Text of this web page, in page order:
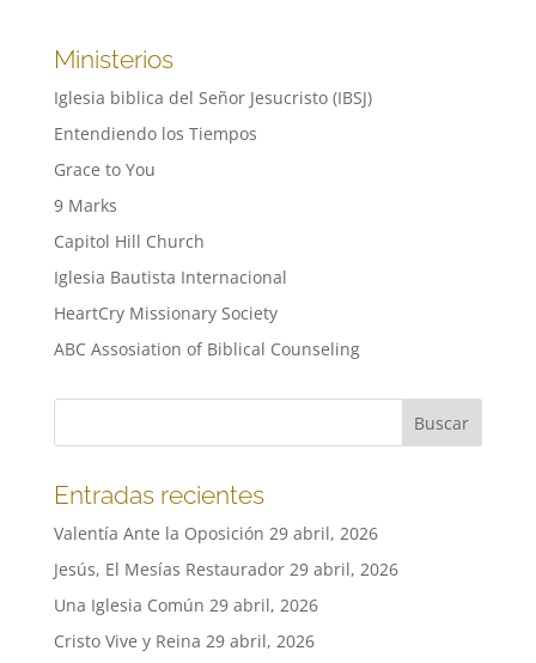
Ministerios
Iglesia biblica del Señor Jesucristo (IBSJ)
Entendiendo los Tiempos
Grace to You
9 Marks
Capitol Hill Church
Iglesia Bautista Internacional
HeartCry Missionary Society
ABC Assosiation of Biblical Counseling
Entradas recientes
Valentía Ante la Oposición 29 abril, 2026
Jesús, El Mesías Restaurador 29 abril, 2026
Una Iglesia Común 29 abril, 2026
Cristo Vive y Reina 29 abril, 2026